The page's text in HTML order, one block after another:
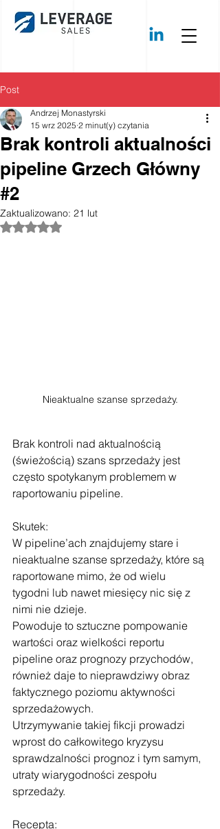
Post
Brak kontroli aktualności
pipeline Grzech Główny
#2
Andrzej Monastyrski
15 wrz 2025 2 minut(y) czytania
Zaktualizowano: 21 lut
Oceniono na NaN z 5 gwiazdek.
Nieaktualne szanse sprzedaży.
Brak kontroli nad aktualnością
(świeżością) szans sprzedaży jest
często spotykanym problemem w
raportowaniu pipeline.
Skutek:
W pipeline’ach znajdujemy stare i
nieaktualne szanse sprzedaży, które są
raportowane mimo, że od wielu
tygodni lub nawet miesięcy nic się z
nimi nie dzieje.
Powoduje to sztuczne pompowanie
wartości oraz wielkości reportu
pipeline oraz prognozy przychodów,
również daje to nieprawdziwy obraz
faktycznego poziomu aktywności
sprzedażowych.
Utrzymywanie takiej fikcji prowadzi
wprost do całkowitego kryzysu
sprawdzalności prognoz i tym samym,
utraty wiarygodności zespołu
sprzedaży.
Recepta: